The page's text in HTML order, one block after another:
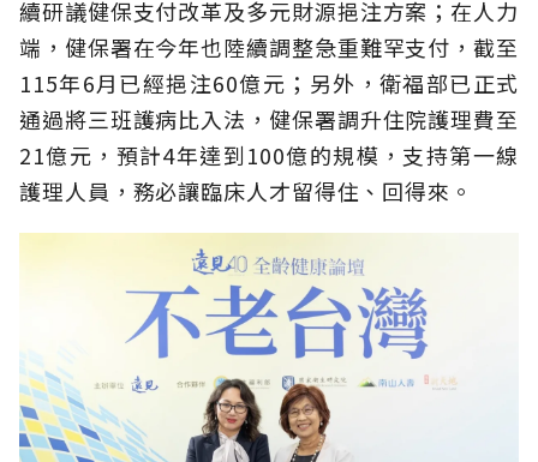
續研議健保支付改革及多元財源挹注方案；在人力
端，健保署在今年也陸續調整急重難罕支付，截至
115年6月已經挹注60億元；另外，衛福部已正式
通過將三班護病比入法，健保署調升住院護理費至
21億元，預計4年達到100億的規模，支持第一線
護理人員，務必讓臨床人才留得住、回得來。